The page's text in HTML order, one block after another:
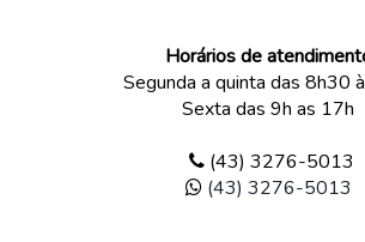
Horários de
Segunda a quinta das 8h30
Sexta das 9h as 17h
(43) 3276-5013
(43) 3276-5013